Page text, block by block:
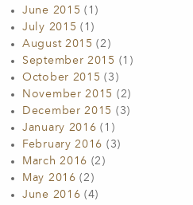
June 2015 (1)
July 2015 (1)
August 2015 (2)
September 2015 (1)
October 2015 (3)
November 2015 (2)
December 2015 (3)
January 2016 (1)
February 2016 (3)
March 2016 (2)
May 2016 (2)
June 2016 (4)